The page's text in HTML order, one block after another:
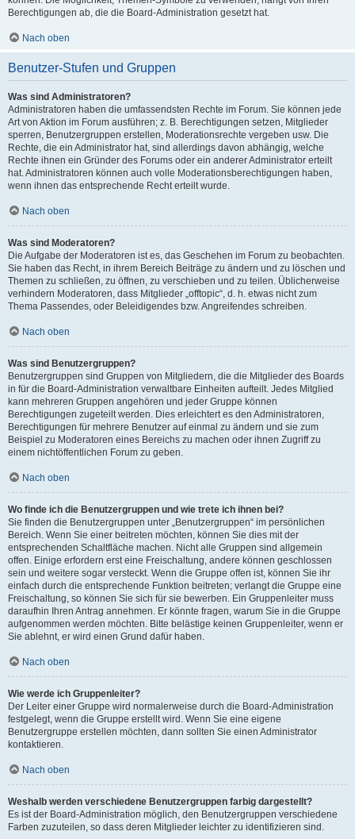
Berechtigungen ab, die die Board-Administration gesetzt hat.
Nach oben
Benutzer-Stufen und Gruppen
Was sind Administratoren?
Administratoren haben die umfassendsten Rechte im Forum. Sie können jede
Art von Aktion im Forum ausführen; z. B. Berechtigungen setzen, Mitglieder
sperren, Benutzergruppen erstellen, Moderationsrechte vergeben usw. Die
Rechte, die ein Administrator hat, sind allerdings davon abhängig, welche
Rechte ihnen ein Gründer des Forums oder ein anderer Administrator erteilt
hat. Administratoren können auch volle Moderationsberechtigungen haben,
wenn ihnen das entsprechende Recht erteilt wurde.
Nach oben
Was sind Moderatoren?
Die Aufgabe der Moderatoren ist es, das Geschehen im Forum zu beobachten.
Sie haben das Recht, in ihrem Bereich Beiträge zu ändern und zu löschen und
Themen zu schließen, zu öffnen, zu verschieben und zu teilen. Üblicherweise
verhindern Moderatoren, dass Mitglieder „offtopic“, d. h. etwas nicht zum
Thema Passendes, oder Beleidigendes bzw. Angreifendes schreiben.
Nach oben
Was sind Benutzergruppen?
Benutzergruppen sind Gruppen von Mitgliedern, die die Mitglieder des Boards
in für die Board-Administration verwaltbare Einheiten aufteilt. Jedes Mitglied
kann mehreren Gruppen angehören und jeder Gruppe können
Berechtigungen zugeteilt werden. Dies erleichtert es den Administratoren,
Berechtigungen für mehrere Benutzer auf einmal zu ändern und sie zum
Beispiel zu Moderatoren eines Bereichs zu machen oder ihnen Zugriff zu
einem nichtöffentlichen Forum zu geben.
Nach oben
Wo finde ich die Benutzergruppen und wie trete ich ihnen bei?
Sie finden die Benutzergruppen unter „Benutzergruppen“ im persönlichen
Bereich. Wenn Sie einer beitreten möchten, können Sie dies mit der
entsprechenden Schaltfläche machen. Nicht alle Gruppen sind allgemein
offen. Einige erfordern erst eine Freischaltung, andere können geschlossen
sein und weitere sogar versteckt. Wenn die Gruppe offen ist, können Sie ihr
einfach durch die entsprechende Funktion beitreten; verlangt die Gruppe eine
Freischaltung, so können Sie sich für sie bewerben. Ein Gruppenleiter muss
daraufhin Ihren Antrag annehmen. Er könnte fragen, warum Sie in die Gruppe
aufgenommen werden möchten. Bitte belästige keinen Gruppenleiter, wenn er
Sie ablehnt, er wird einen Grund dafür haben.
Nach oben
Wie werde ich Gruppenleiter?
Der Leiter einer Gruppe wird normalerweise durch die Board-Administration
festgelegt, wenn die Gruppe erstellt wird. Wenn Sie eine eigene
Benutzergruppe erstellen möchten, dann sollten Sie einen Administrator
kontaktieren.
Nach oben
Weshalb werden verschiedene Benutzergruppen farbig dargestellt?
Es ist der Board-Administration möglich, den Benutzergruppen verschiedene
Farben zuzuteilen, so dass deren Mitglieder leichter zu identifizieren sind.